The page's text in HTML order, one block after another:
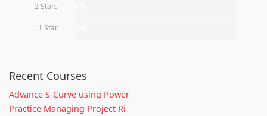
2 Stars
1 Star
Recent Courses
Advance S-Curve using Power
Practice Managing Project Ri